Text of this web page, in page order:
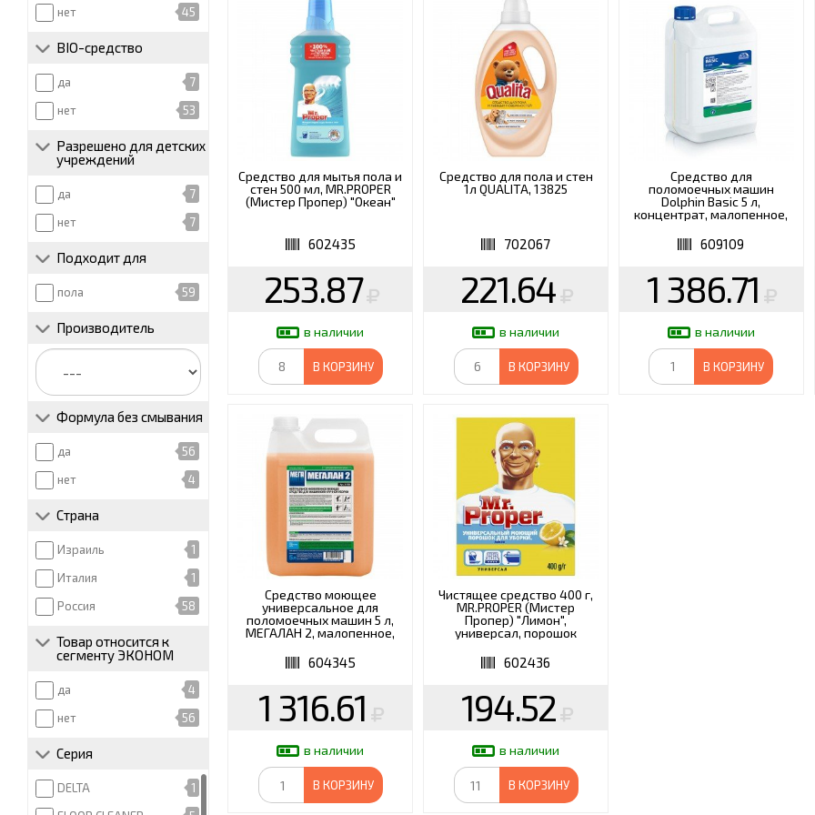
нет
45
BIO-средство
да
7
нет
53
Разрешено для детских
учреждений
да
7
нет
7
Подходит для
пола 59
Производитель
Формула без смывания
да
56
нет
4
Страна
Израиль
1
Италия
1
Россия
58
Товар относится к
сегменту ЭКОНОМ
да
4
нет
56
Серия
DELTA
1
ХОББИ И ТВОРЧЕСТВО ХОЗТОВАРЫ
ЭЛЕКТРОНИКА
ЭЛЕКТРОТОВАРЫ И
ОСВЕЩЕНИЕ
Средство для мытья пола и
стен 500 мл, MR.PROPER
(Мистер Пропер) "Океан"
602435
253.87
в наличии
В КОРЗИНУ
Средство для пола и стен
1л QUALITA, 13825
702067
221.64
в наличии
В КОРЗИНУ
Средство для
поломоечных машин
Dolphin Basic 5 л,
концентрат, малопенное,
609109
1 386.71
в наличии
В КОРЗИНУ
Средство моющее
универсальное для
поломоечных машин 5 л,
МЕГАЛАН 2, малопенное,
604345
1 316.61
в наличии
В КОРЗИНУ
Чистящее средство 400 г,
MR.PROPER (Мистер
Пропер) "Лимон",
универсал, порошок
602436
194.52
в наличии
В КОРЗИНУ